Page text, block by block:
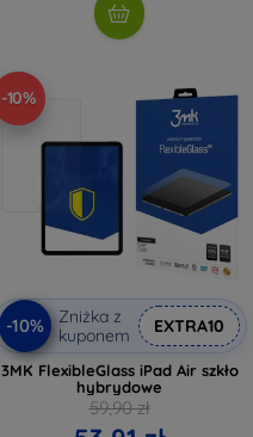
-10%
-10%
Zniżka z
kuponem
EXTRA10
3MK FlexibleGlass iPad Air szkło
hybrydowe
59,90 zł